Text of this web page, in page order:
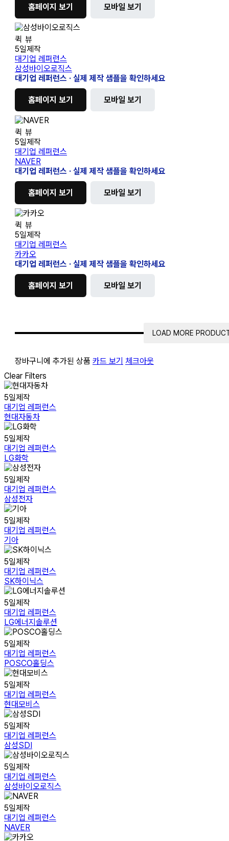
홈페이지 보기 모바일 보기
삼
성
바
이
오
로
스
퀵 뷰
5일제작
대기업 레퍼런스
삼성바이오로직스
대기업 레퍼런스 · 실제 제작 샘플을 확인하세요
홈페이지 보기 모바일 보기
NAVER
퀵 뷰
5일제작
대기업 레퍼런스
NAVER
대기업 레퍼런스 · 실제 제작 샘플을 확인하세요
홈페이지 보기 모바일 보기
카
카
오
퀵 뷰
5일제작
대기업 레퍼런스
카카오
대기업 레퍼런스 · 실제 제작 샘플을 확인하세요
홈페이지 보기 모바일 보기
LOAD MORE
장바구니에 추가된 상품 카드 보기 체크아웃
Clear Filters
현
대
자
동
차
5일제작
대기업 레퍼런스
현대자동차
LG
화
학
5일제작
대기업 레퍼런스
LG화학
삼
성
전
자
5일제작
대기업 레퍼런스
삼성전자
기
아
5일제작
대기업 레퍼런스
기아
SK
하
이
닉
스
5일제작
대기업 레퍼런스
SK하이닉스
LG
에
너
지
솔
루
션
5일제작
대기업 레퍼런스
LG에너지솔루션
POSCO
홀
딩
스
5일제작
대기업 레퍼런스
POSCO홀딩스
현
대
모
비
스
5일제작
대기업 레퍼런스
현대모비스
삼
성
SDI
5일제작
대기업 레퍼런스
삼성SDI
삼
성
바
이
오
로
직
스
5일제작
대기업 레퍼런스
삼성바이오로직스
NAVER
5일제작
대기업 레퍼런스
NAVER